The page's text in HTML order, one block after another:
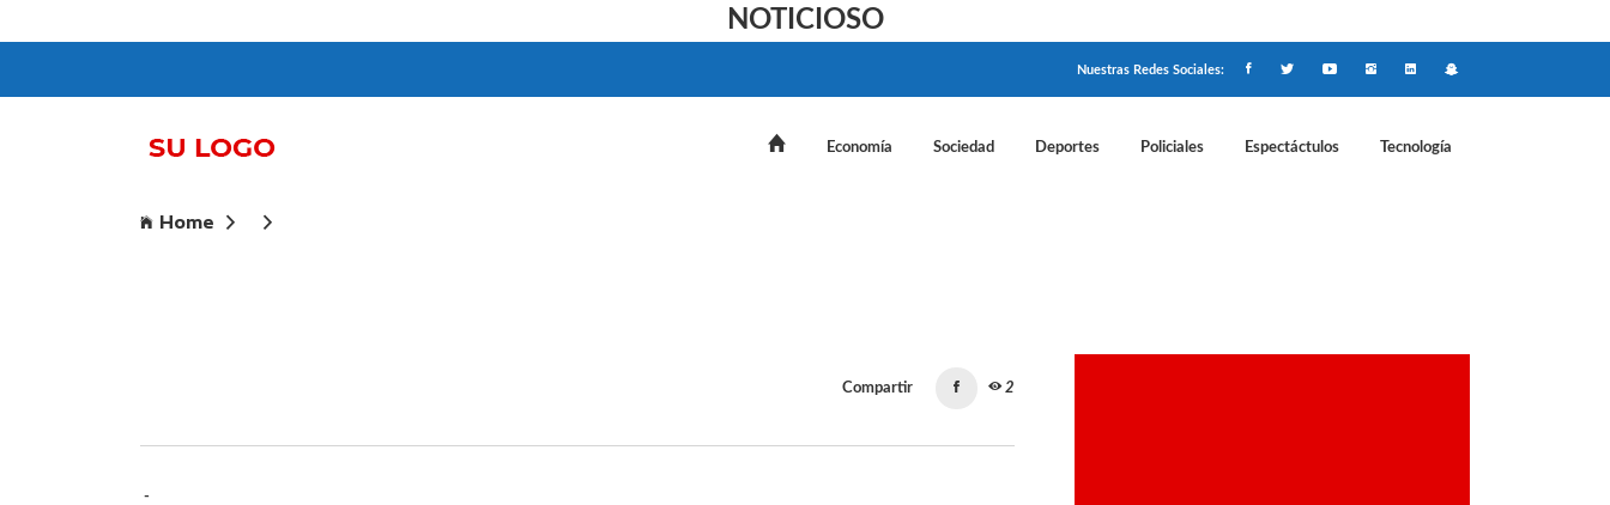
NOTICIOSO
Nuestras Redes Sociales:
Economía Sociedad Deportes Policiales Espectáctulos Tecnología
Home
Compartir 2
-